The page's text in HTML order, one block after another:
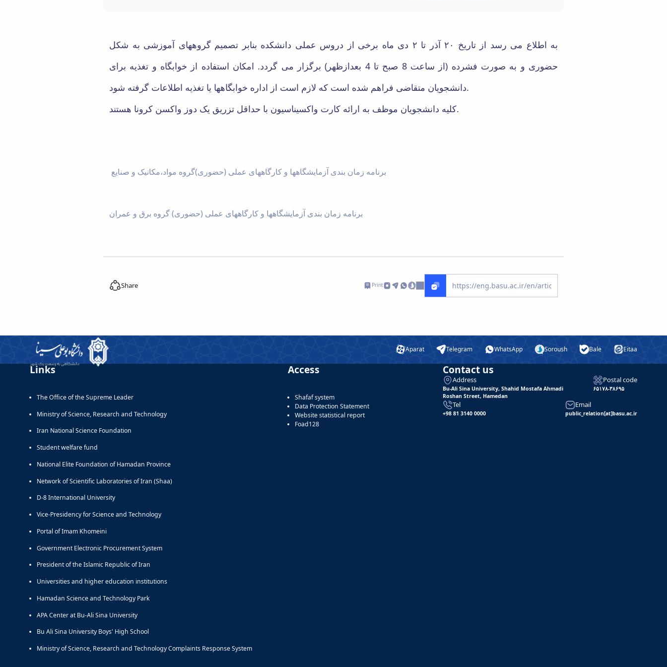
به اطلاع می رسد از تاریخ ۲۰ آذر تا ۲ دی ماه برخی از دروس عملی دانشکده بنابر تصمیم گروههای آموزشی به شکل
حضوری و به صورت فشرده (از ساعت 8 صبح تا 4 بعدازظهر) برگزار می گردد. امکان استفاده از خوابگاه و تغذیه برای
دانشجویان متقاضی فراهم شده است که لازم است از اداره خوابگاهها یا تغذیه اطلاعات گرفته شود.
کلیه دانشجویان موظف به ارائه کارت واکسیناسیون با حداقل تزریق یک دوز واکسن کرونا هستند.
برنامه زمان بندی آزمایشگاهها و کارگاههای عملی (حضوری)گروه مواد،مکانیک و صنایع
برنامه زمان بندی آزمایشگاهها و کارگاههای عملی (حضوری) گروه برق و عمران
Share Print
Aparat Telegram WhatsApp Soroush Bale Eitaa
Links
The Office of the Supreme Leader
Ministry of Science, Research and Technology
Iran National Science Foundation
Student welfare fund
National Elite Foundation of Hamadan Province
Network of Scientific Laboratories of Iran (Shaa)
D-8 International University
Vice-Presidency for Science and Technology
Portal of Imam Khomeini
Government Electronic Procurement System
President of the Islamic Republic of Iran
Universities and higher education institutions
Hamadan Science and Technology Park
APA Center at Bu-Ali Sina University
Bu Ali Sina University Boys' High School
Ministry of Science, Research and Technology Complaints Response System
Access
Shafaf system
Data Protection Statement
Website statistical report
Foad128
Contact us
Address
Bu-Ali Sina University, Shahid Mostafa Ahmadi
Roshan Street, Hamedan
Postal code
۶۵۱۷۸-۳۸۶۹۵
Tel
+98 81 3140 0000
Email
public_relation[at]basu.ac.ir